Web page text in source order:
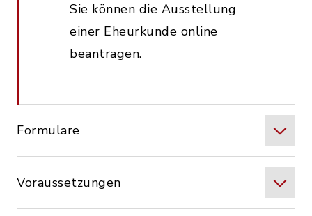
Sie können die Ausstellung
einer Eheurkunde online
beantragen.
Formulare
Voraussetzungen